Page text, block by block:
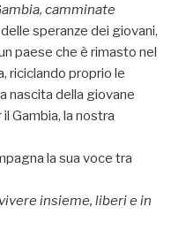
camminate
speranze dei giovani,
paese che è rimasto nel
riciclando proprio le
nascita della giovane
Gambia, la nostra
la sua voce tra
insieme, liberi e in